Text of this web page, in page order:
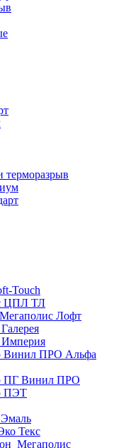
терморазрыв
Touch
ЦПЛ ТЛ
Лофт
Винил ПРО Альфа
ПГ Винил ПРО
ПЭТ
Текс